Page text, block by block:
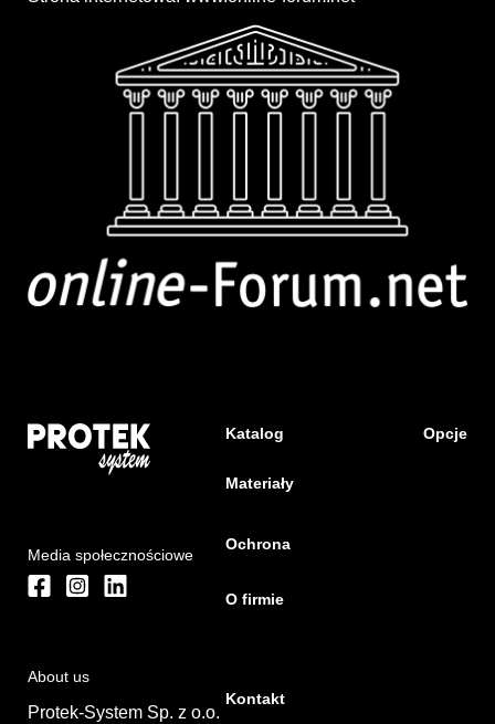
Media społecznościowe
About us
Protek-System Sp. z o.o.
Katalog Opcje
Materiały
Ochrona
O firmie
Kontakt